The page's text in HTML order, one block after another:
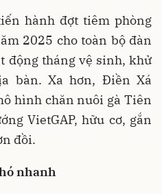
hành đợt tiêm phòng
2025 cho toàn bộ đàn
động tháng vệ sinh, khử
bàn. Xa hơn, Điền Xá
hình chăn nuôi gà Tiên
VietGAP, hữu cơ, gắn
đồi.
nhanh